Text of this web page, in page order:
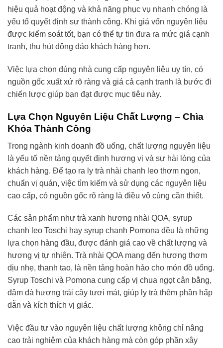
hiệu quả hoạt động và khả năng phục vụ nhanh chóng là
yếu tố quyết định sự thành công. Khi giá vốn nguyên liệu
được kiểm soát tốt, bạn có thể tự tin đưa ra mức giá cạnh
tranh, thu hút đông đảo khách hàng hơn.
Việc lựa chọn đúng nhà cung cấp nguyên liệu uy tín, có
nguồn gốc xuất xứ rõ ràng và giá cả cạnh tranh là bước đi
chiến lược giúp bạn đạt được mục tiêu này.
Lựa Chọn Nguyên Liệu Chất Lượng – Chìa
Khóa Thành Công
Trong ngành kinh doanh đồ uống, chất lượng nguyên liệu
là yếu tố nền tảng quyết định hương vị và sự hài lòng của
khách hàng. Để tạo ra ly trà nhài chanh leo thơm ngon,
chuẩn vị quán, việc tìm kiếm và sử dụng các nguyên liệu
cao cấp, có nguồn gốc rõ ràng là điều vô cùng cần thiết.
Các sản phẩm như trà xanh hương nhài QOA, syrup
chanh leo Toschi hay syrup chanh Pomona đều là những
lựa chọn hàng đầu, được đánh giá cao về chất lượng và
hương vị tự nhiên. Trà nhài QOA mang đến hương thơm
dịu nhẹ, thanh tao, là nền tảng hoàn hảo cho món đồ uống.
Syrup Toschi và Pomona cung cấp vị chua ngọt cân bằng,
đậm đà hương trái cây tươi mát, giúp ly trà thêm phần hấp
dẫn và kích thích vị giác.
Việc đầu tư vào nguyên liệu chất lượng không chỉ nâng
cao trải nghiệm của khách hàng mà còn góp phần xây